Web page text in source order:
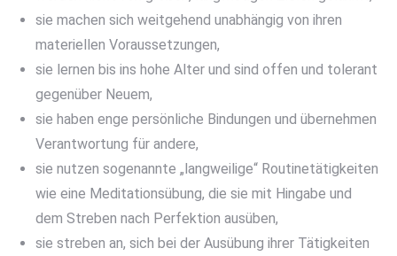
sie machen sich weitgehend unabhängig von ihren
materiellen Voraussetzungen,
sie lernen bis ins hohe Alter und sind offen und tolerant
gegenüber Neuem,
sie haben enge persönliche Bindungen und übernehmen
Verantwortung für andere,
sie nutzen sogenannte „langweilige“ Routinetätigkeiten
wie eine Meditationsübung, die sie mit Hingabe und
dem Streben nach Perfektion ausüben,
sie streben an, sich bei der Ausübung ihrer Tätigkeiten